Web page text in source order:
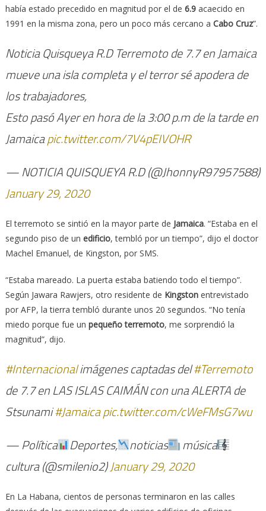
había estado precedido en magnitud por el de 6.9 acaecido en
1991 en la misma zona, pero un poco más cercano a Cabo Cruz”.
Noticia Quisqueya R.D Terremoto de 7.7 en Jamaica
mueve una isla completa y el terror sé apodera de
los trabajadores,
Esto pasó Ayer en hora de la 3:00 p.m de la tarde en
Jamaicapic.twitter.com/7V4pEIVOHR
— NOTICIA QUISQUEYA R.D (@JhonnyR97957588)
January 29, 2020
El terremoto se sintió en la mayor parte de Jamaica. “Estaba en el
segundo piso de un edificio, tembló por un tiempo”, dijo el doctor
Machel Emanuel, de Kingston, por SMS.
“Estaba mareado. La puerta estaba batiendo todo el tiempo”.
Según Jawara Rawjers, otro residente de Kingston entrevistado
por AFP, la tierra tembló durante unos 20 segundos. “No tenía
miedo porque fue un pequeño terremoto, me sorprendió la
magnitud”, dijo.
#Internacionalimágenes captadas del#Terremoto
de 7.7 en LAS ISLAS CAIMÁN con una ALERTA de
Stsunami#Jamaicapic.twitter.com/cWeFMsG7wu
— Política
Deportes, noticias
música
cultura (@smilenio2)January 29, 2020
En La Habana, cientos de personas terminaron en las calles